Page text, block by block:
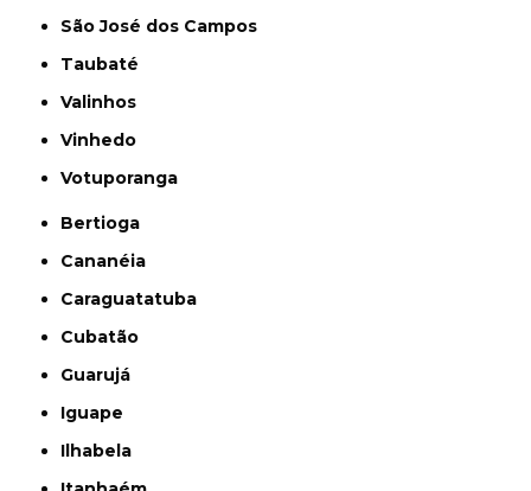
São José dos Campos
Taubaté
Valinhos
Vinhedo
Votuporanga
Bertioga
Cananéia
Caraguatatuba
Cubatão
Guarujá
Iguape
Ilhabela